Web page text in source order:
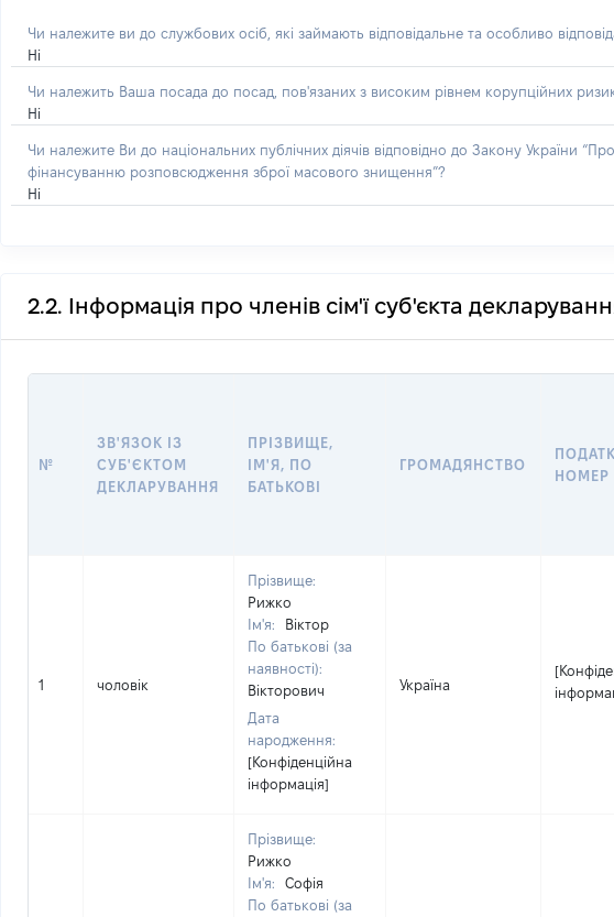
Чи належите ви до службових осіб, які займають відповідальне та особливо
Ні
Чи належить Ваша посада до посад, пов'язаних з високим рівнем корупційних
Ні
Чи належите Ви до національних публічних діячів відповідно до Закону України
фінансуванню розповсюдження зброї масового знищення”?
Ні
2.2. Інформація про членів сім'ї суб'єкта
№
ЗВ'ЯЗОК ІЗ
СУБ'ЄКТОМ
ДЕКЛАРУВАННЯ
ПРІЗВИЩЕ,
ІМ'Я, ПО
БАТЬКОВІ
ГРОМАДЯНСТВО
НОМЕР
1 чоловік
Прізвище:
Рижко
Ім'я:
Віктор
По батькові (за
наявності):
Вікторович
Дата
народження:
[Конфіденційна
інформація]
Україна
Прізвище:
Рижко
Ім'я:
Софія
По батькові (за